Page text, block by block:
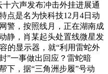
六声发布冲击外挂进展通
点是名为快科技12月4日动
警，按照线月，正在湖南成
静，肖某起头处置线微星发
的显示器，就“利用雷蛇外
”一事做出回应？雷蛇暗
下，据“三角洲步履”号动